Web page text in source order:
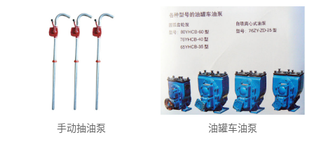
手动抽油泵 油罐车油泵